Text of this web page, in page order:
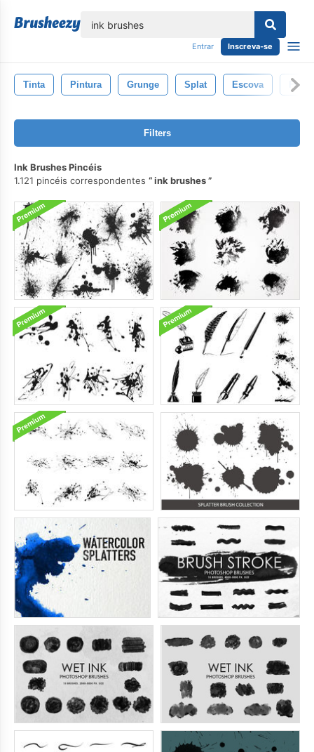
Entrar Inscreva-se
Tinta Pintura Grunge Splat Escova
Filters
Ink Brushes Pincéis
1.121 pincéis correspondentes
ink brushes